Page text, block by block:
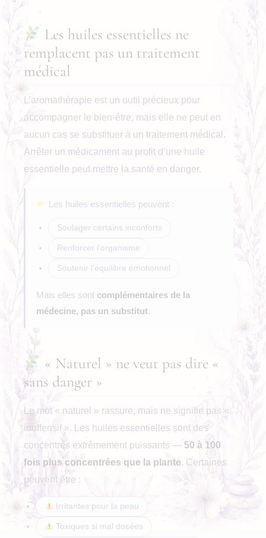
Les huiles essentielles ne
remplacent pas un traitement
médical
L’aromathérapie est un outil précieux pour
accompagner le bien-être, mais elle ne peut en
aucun cas se substituer à un traitement médical.
Arrêter un médicament au profit d’une huile
essentielle peut mettre la santé en danger.
Les huiles essentielles peuvent :
Soulager certains inconforts
Renforcer l’organisme
Soutenir l’équilibre émotionnel
Mais elles sont complémentaires de la
médecine, pas un substitut.
« Naturel » ne veut pas dire «
sans danger »
Le mot « naturel » rassure, mais ne signifie pas «
inoffensif ». Les huiles essentielles sont des
concentrés extrêmement puissants — 50 à 100
fois plus concentrées que la plante. Certaines
peuvent être :
Irritantes pour la peau
Toxiques si mal dosées